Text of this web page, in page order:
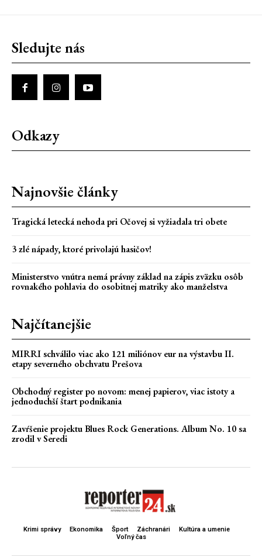
Sledujte nás
Odkazy
Najnovšie články
Tragická letecká nehoda pri Očovej si vyžiadala tri obete
3 zlé nápady, ktoré privolajú hasičov!
Ministerstvo vnútra nemá právny základ na zápis zväzku osôb
rovnakého pohlavia do osobitnej matriky ako manželstva
Najčítanejšie
MIRRI schválilo viac ako 121 miliónov eur na výstavbu II.
etapy severného obchvatu Prešova
Obchodný register po novom: menej papierov, viac istoty a
jednoduchší štart podnikania
Zavŕšenie projektu Blues Rock Generations. Album No. 10 sa
zrodil v Seredi
Krimi správy Ekonomika Šport Záchranári
Kultúra a umenie
Voľný čas